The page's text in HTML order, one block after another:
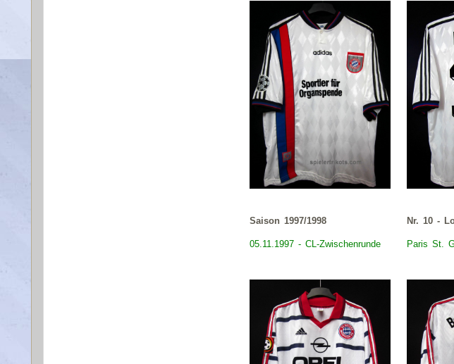
Saison 1997/1998
05.11.1997 - CL-Zwischenrunde
Nr. 10 -
Paris St.